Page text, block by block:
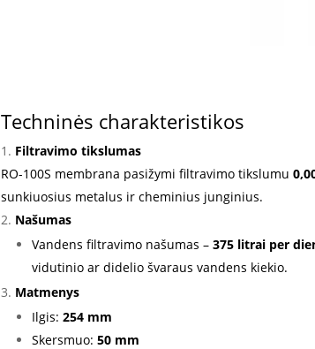
Techninės charakteristikos
Filtravimo tikslumas
RO-100S membrana pasižymi filtravimo tikslumu
sunkiuosius metalus ir cheminius junginius.
Našumas
Vandens filtravimo našumas –375 litrai per
vidutinio ar didelio švaraus vandens kiekio.
Matmenys
Ilgis:254 mm
Skersmuo:50 mm